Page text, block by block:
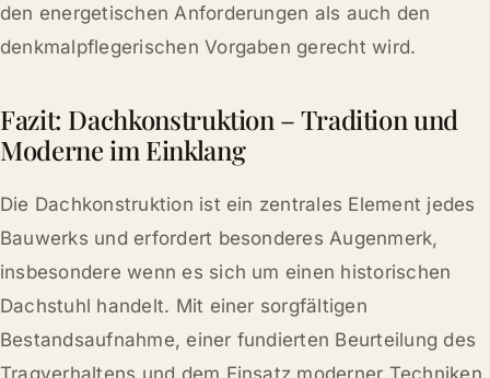
den energetischen Anforderungen als auch den
denkmalpflegerischen Vorgaben gerecht wird.
Fazit: Dachkonstruktion – Tradition und
Moderne im Einklang
Die Dachkonstruktion ist ein zentrales Element jedes
Bauwerks und erfordert besonderes Augenmerk,
insbesondere wenn es sich um einen historischen
Dachstuhl handelt. Mit einer sorgfältigen
Bestandsaufnahme, einer fundierten Beurteilung des